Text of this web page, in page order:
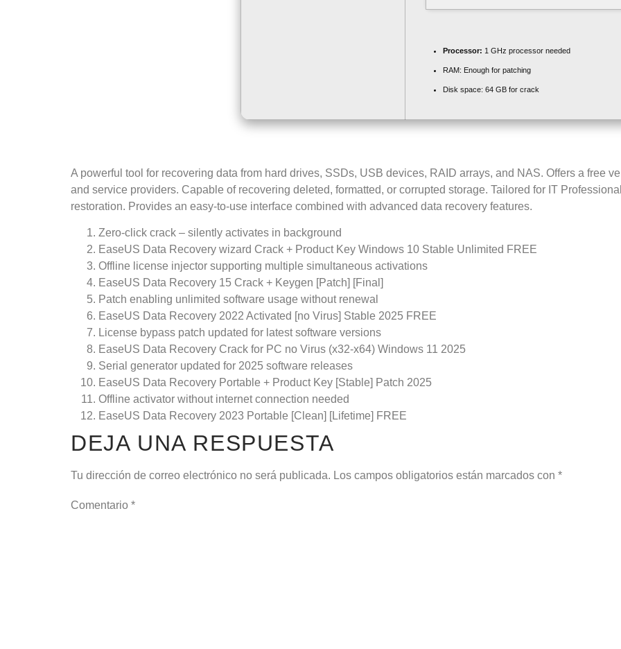
Processor: 1 GHz processor needed
RAM: Enough for patching
Disk space: 64 GB for crack
A powerful tool for recovering data from hard drives, SSDs, USB devices, RAID arrays, and NAS. Offers a free
and service providers. Capable of recovering deleted, formatted, or corrupted storage. Tailored for IT
restoration. Provides an easy-to-use interface combined with advanced data recovery features.
Zero-click crack – silently activates in background
EaseUS Data Recovery wizard Crack + Product Key Windows 10 Stable Unlimited FREE
Offline license injector supporting multiple simultaneous activations
EaseUS Data Recovery 15 Crack + Keygen [Patch] [Final]
Patch enabling unlimited software usage without renewal
EaseUS Data Recovery 2022 Activated [no Virus] Stable 2025 FREE
License bypass patch updated for latest software versions
EaseUS Data Recovery Crack for PC no Virus (x32-x64) Windows 11 2025
Serial generator updated for 2025 software releases
EaseUS Data Recovery Portable + Product Key [Stable] Patch 2025
Offline activator without internet connection needed
EaseUS Data Recovery 2023 Portable [Clean] [Lifetime] FREE
DEJA UNA RESPUESTA
Tu dirección de correo electrónico no será publicada. Los campos obligatorios están marcados con *
Comentario *